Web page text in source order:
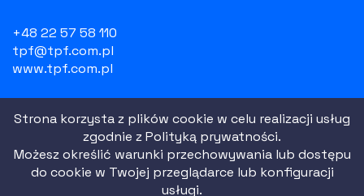
Strona korzysta z plików cookie w celu realizacji usług
zgodnie zPolityką prywatności.
Możesz określić warunki przechowywania lub dostępu
do cookie w Twojej przeglądarce lub konfiguracji
usługi.
+48 22 57 58 110
tpf@tpf.com.pl
www.tpf.com.pl
NIP: 526 100 55 07
REGON: 010754518
KRS: 0000081729